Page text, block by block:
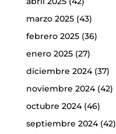
marzo 2025(43)
febrero 2025(36)
enero 2025(27)
diciembre 2024(37)
noviembre 2024(42)
octubre 2024(46)
septiembre 2024(42)